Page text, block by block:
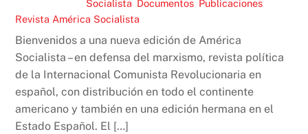
Socialista Documentos Publicaciones
Revista América Socialista
Bienvenidos a una nueva edición de América
Socialista – en defensa del marxismo, revista política
de la Internacional Comunista Revolucionaria en
español, con distribución en todo el continente
americano y también en una edición hermana en el
Estado Español. El […]